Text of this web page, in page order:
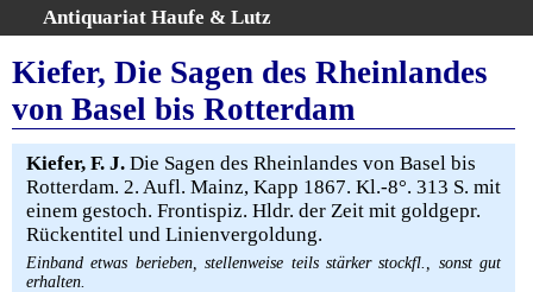
Antiquariat Haufe & Lutz
Home
Gesamtbestand
Erweiterte Suche
Kategorien
Schlagwörter
Warenkorb
AGB
Kiefer, Die Sagen des Rheinlandes
von Basel bis Rotterdam
Kiefer, F. J. Die Sagen des Rheinlandes von Basel bis
Rotterdam. 2. Aufl. Mainz, Kapp 1867. Kl.-8°. 313 S. mit
einem gestoch. Frontispiz. Hldr. der Zeit mit goldgepr.
Rückentitel und Linienvergoldung.
Einband etwas berieben, stellenweise teils stärker stockfl., sonst gut
erhalten.